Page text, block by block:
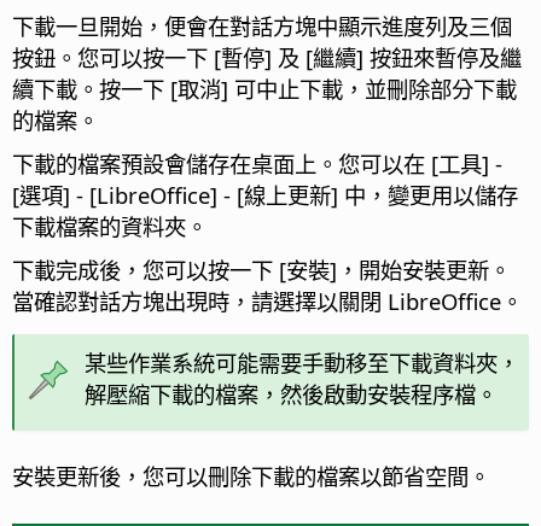
下載一旦開始，便會在對話方塊中顯示進度列及三個
按鈕。您可以按一下 [暫停] 及 [繼續] 按鈕來暫停及繼
續下載。按一下 [取消] 可中止下載，並刪除部分下載
的檔案。
下載的檔案預設會儲存在桌面上。您可以在 [工具] -
[選項] - [LibreOffice] - [線上更新] 中，變更用以儲存
下載檔案的資料夾。
下載完成後，您可以按一下 [安裝]，開始安裝更新。
當確認對話方塊出現時，請選擇以關閉 LibreOffice。
某些作業系統可能需要手動移至下載資料夾，
解壓縮下載的檔案，然後啟動安裝程序檔。
安裝更新後，您可以刪除下載的檔案以節省空間。